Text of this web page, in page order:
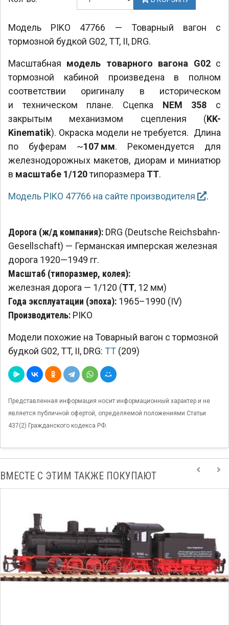
Модель PIKO 47766 — Товарный вагон с
тормозной будкой G02, TT, II, DRG.
Масштабная модель товарного вагона G02с
тормозной кабиной произведена в полном
соответствии оригиналу в историческом
и техническом плане. Сцепка NEM 358 с
закрытым механизмом сцепления (KK-
Kinematik). Окраска модели не требуется. Длина
по буферам ~107 мм. Рекомендуется для
железнодорожных макетов, диорам и миниатюр
в масштабе 1/120типоразмера TT.
Модель PIKO 47766 на сайте производителя .
Дорога (ж/д компания): DRG (Deutsche Reichsbahn-
Gesellschaft) — Германская имперская железная
дорога 1920—1949 гг.
Масштаб (типоразмер, колея):
железная дорога — 1/120 (TT, 12 мм)
Года эксплуатации (эпоха): 1965–1990 (IV)
Производитель: PIKO
Модели похожие на Товарный вагон с тормозной
будкой G02, TT, II, DRG: TT (209)
Представленная информация носит информационный характер и не
является публичной офертой, определяемой положениями Статьи
437(2) Гражданского кодекса РФ.
ВМЕСТЕ С ЭТИМ ТАКЖЕ ПОКУПАЮТ